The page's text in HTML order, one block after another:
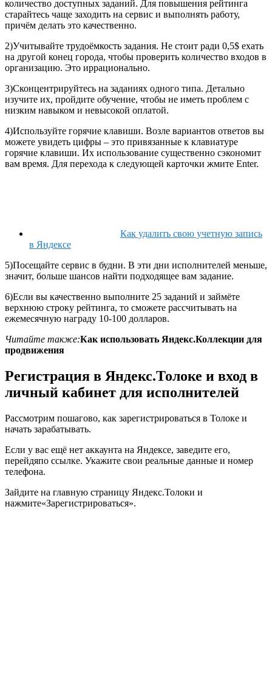
количество доступных заданий. Для повышения рейтинга
старайтесь чаще заходить на сервис и выполнять работу,
причём делать это качественно.
2)Учитывайте трудоёмкость задания. Не стоит ради 0,5$ ехать
на другой конец города, чтобы проверить количество входов в
организацию. Это иррационально.
3)Сконцентрируйтесь на заданиях одного типа. Детально
изучите их, пройдите обучение, чтобы не иметь проблем с
низким навыком и невысокой оплатой.
4)Используйте горячие клавиши. Возле вариантов ответов вы
можете увидеть цифры – это привязанные к клавиатуре
горячие клавиши. Их использование существенно сэкономит
вам время. Для перехода к следующей карточки жмите Enter.
Как удалить свою учетную запись
в Яндексе
5)Посещайте сервис в будни. В эти дни исполнителей меньше,
значит, больше шансов найти подходящее вам задание.
6)Если вы качественно выполните 25 заданий и займёте
верхнюю строку рейтинга, то сможете рассчитывать на
ежемесячную награду 10-100 долларов.
Читайте также:Как использовать Яндекс.Коллекции для
продвижения
Регистрация в Яндекс.Толоке и вход в
личный кабинет для исполнителей
Рассмотрим пошагово, как зарегистрироваться в Толоке и
начать зарабатывать.
Если у вас ещё нет аккаунта на Яндексе, заведите его,
перейдяпо ссылке. Укажите свои реальные данные и номер
телефона.
Зайдите на главную страницу Яндекс.Толоки и
нажмите«Зарегистрироваться».